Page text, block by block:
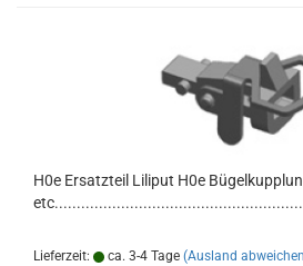
H0e Ersatzteil Liliput H0e
Lieferzeit: ca. 3-4 Tage (Ausland